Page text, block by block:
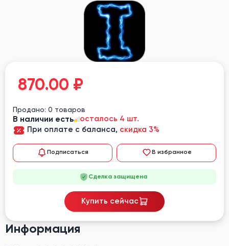
Информация
870.00 ₽
Продано: 0 товаров
В наличии есть
осталось 4 шт.
При оплате с баланса, скидка 3%
Подписаться В избранное
Сделка защищена
Купить сейчас